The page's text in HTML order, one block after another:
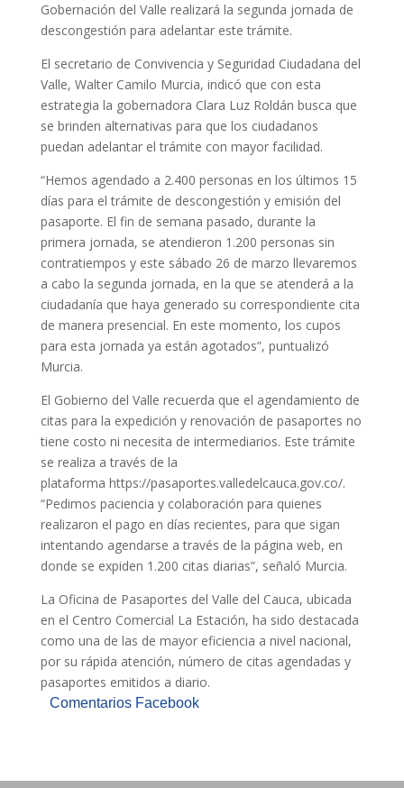
Gobernación del Valle realizará la segunda jornada de
descongestión para adelantar este trámite.
El secretario de Convivencia y Seguridad Ciudadana del
Valle, Walter Camilo Murcia, indicó que con esta
estrategia la gobernadora Clara Luz Roldán busca que
se brinden alternativas para que los ciudadanos
puedan adelantar el trámite con mayor facilidad.
“Hemos agendado a 2.400 personas en los últimos 15
días para el trámite de descongestión y emisión del
pasaporte. El fin de semana pasado, durante la
primera jornada, se atendieron 1.200 personas sin
contratiempos y este sábado 26 de marzo llevaremos
a cabo la segunda jornada, en la que se atenderá a la
ciudadanía que haya generado su correspondiente cita
de manera presencial. En este momento, los cupos
para esta jornada ya están agotados”, puntualizó
Murcia.
El Gobierno del Valle recuerda que el agendamiento de
citas para la expedición y renovación de pasaportes no
tiene costo ni necesita de intermediarios. Este trámite
se realiza a través de la
plataforma https://pasaportes.valledelcauca.gov.co/.
“Pedimos paciencia y colaboración para quienes
realizaron el pago en días recientes, para que sigan
intentando agendarse a través de la página web, en
donde se expiden 1.200 citas diarias”, señaló Murcia.
La Oficina de Pasaportes del Valle del Cauca, ubicada
en el Centro Comercial La Estación, ha sido destacada
como una de las de mayor eficiencia a nivel nacional,
por su rápida atención, número de citas agendadas y
pasaportes emitidos a diario.
Comentarios Facebook